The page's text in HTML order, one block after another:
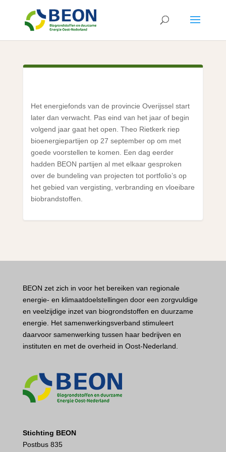
Het energiefonds van de provincie Overijssel start
later dan verwacht. Pas eind van het jaar of begin
volgend jaar gaat het open. Theo Rietkerk riep
bioenergiepartijen op 27 september op om met
goede voorstellen te komen. Een dag eerder
hadden BEON partijen al met elkaar gesproken
over de bundeling van projecten tot portfolio’s op
het gebied van vergisting, verbranding en vloeibare
bio­brandstoffen.
BEON zet zich in voor het bereiken van regionale
energie- en klimaatdoelstellingen door een zorgvuldige
en veelzijdige inzet van biogrondstoffen en duurzame
energie. Het samenwerkingsverband stimuleert
daarvoor samenwerking tussen haar bedrijven en
instituten en met de overheid in Oost-Nederland.
Stichting BEON
Postbus 835